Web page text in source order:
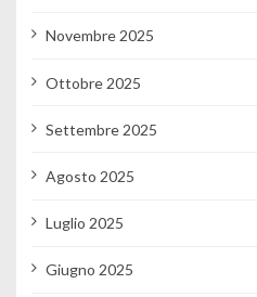
Novembre 2025
Ottobre 2025
Settembre 2025
Agosto 2025
Luglio 2025
Giugno 2025